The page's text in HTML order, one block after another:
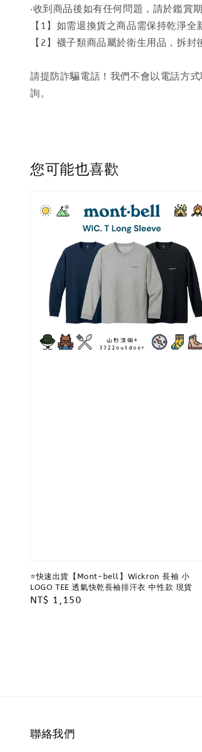
‧收到商品後如有任何問題，請於鑑賞
【1】如需退換貨之商品需保持乾淨
【2】襪子類商品屬於衛生用品，拆封
請提防詐騙電話！我們不會以電話方
詢。
您可能也喜歡
⭐️快速出貨【Mont-bell】Wickron 長袖 小
LOGO TEE 透氣快乾長袖排汗衣 中性款 現貨
Regular
NT$ 1,150
聯絡我們